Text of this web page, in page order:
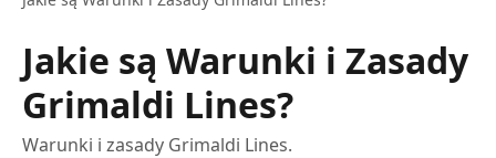
Jakie są Warunki i Zasady
Grimaldi Lines?
Warunki i zasady Grimaldi Lines.